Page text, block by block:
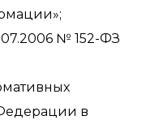
№ 152-ФЗ
в